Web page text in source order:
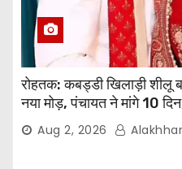
रोहतक: कबड्डी खिलाड़ी शीलू
नया मोड़, पंचायत ने मांगे 10
Aug 2, 2026